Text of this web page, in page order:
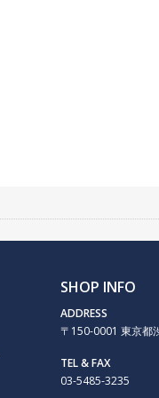
SHOP INFO
ADDRESS
〒150-0001 東京都
TEL & FAX
03-5485-3235